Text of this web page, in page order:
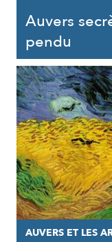
Auvers
pendu
AUVERS ET LES